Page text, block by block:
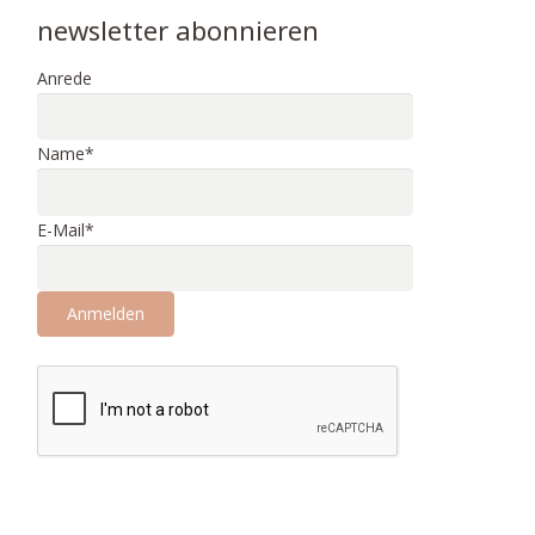
newsletter abonnieren
Anrede
Name*
E-Mail*
Anmelden